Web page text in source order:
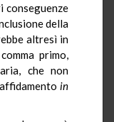
conseguenze
della
altresì in
primo,
che non
in